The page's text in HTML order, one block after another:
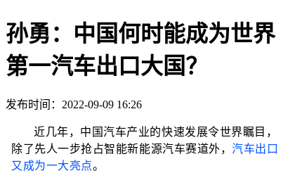
孙勇：中国何时能成为世界
第一汽车出口大国？
发布时间：2022-09-09 16:26
近几年，中国汽车产业的快速发展令世界瞩目，
除了先人一步抢占智能新能源汽车赛道外，汽车出口
又成为一大亮点。